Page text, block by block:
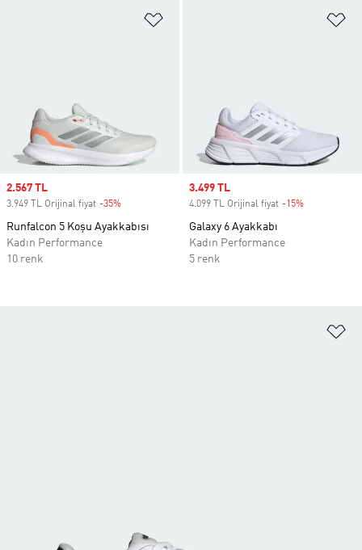
Sale price
2.567 TL
3.949 TL Orijinal fiyat -35%
Runfalcon 5 Koşu Ayakkabısı
Kadın Performance
10 renk
Sale price
3.499 TL
4.099 TL Orijinal fiyat -15%
Galaxy 6 Ayakkabı
Kadın Performance
5 renk